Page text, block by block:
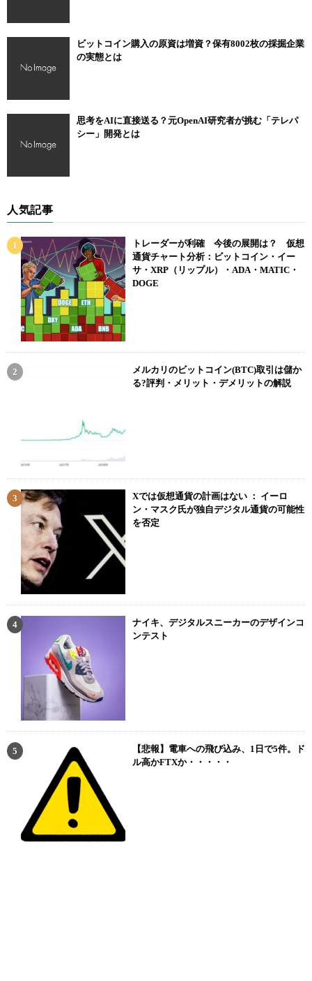
ビットコイン購入の原資は増資？保有8002枚の採掘企業
の実態とは
思考をAIに直接送る？元OpenAI研究者が挑む「テレパ
シー」開発とは
人気記事
トレーダーが利確 今後の展開は？ 仮想
通貨チャート分析：ビットコイン・イー
サ・XRP（リップル）・ADA・MATIC・
DOGE
メルカリのビットコイン(BTC)取引は儲か
る?評判・メリット・デメリットの解説
Xでは仮想通貨の計画はない ： イーロ
ン・マスク氏が独自デジタル通貨の可能性
を否定
ナイキ、デジタルスニーカーのデザインコ
ンテスト
【悲報】電車への飛び込み、1日で5件。ド
ル高かFTXか・・・・・